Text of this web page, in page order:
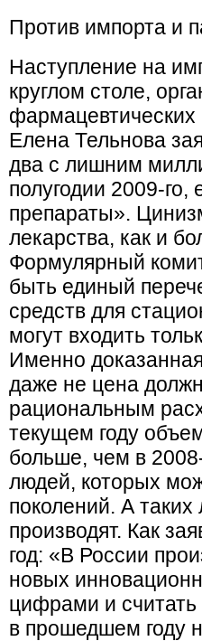
Против импорта и
Наступление на
круглом столе,
фармацевтических
Елена Тельнова
два с лишним
полугодии 2009-
препараты».
лекарства, как и
Формулярный
быть единый
средств для
могут входить
Именно
даже не цена
рациональным
текущем году
больше, чем в
людей, которых
поколений. А
производят. Как
год: «В России
новых
цифрами и
в прошедшем году